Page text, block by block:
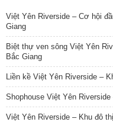
Việt Yên Riverside – Cơ hội
Giang
Biệt thự ven sông Việt Yên
Bắc Giang
Liền kề Việt Yên Riverside –
Shophouse Việt Yên
Việt Yên Riverside – Khu đô